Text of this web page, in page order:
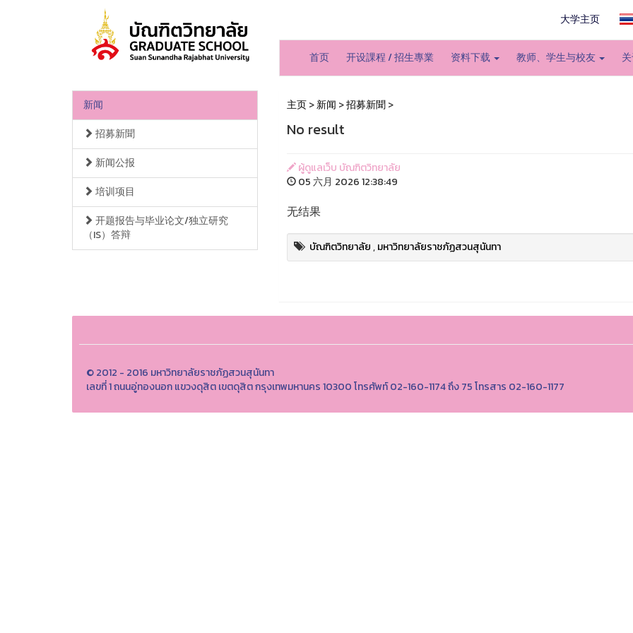
大学主页
首页 开设課程 / 招生專業 资料下载 教师、学生与校友
新闻
招募新聞
新闻公报
培训项目
开题报告与毕业论文/独立研究
（IS）答辩
主页>新闻 >招募新聞>
No result
ผู้ดูแลเว็บ บัณฑิตวิทยาลัย
05 六月 2026 12:38:49
无结果
บัณฑิตวิทยาลัย,มหาวิทยาลัยราชภัฏสวนสุนันทา
© 2012 - 2016 มหาวิทยาลัยราชภัฏสวนสุนันทา
เลขที่ 1 ถนนอู่ทองนอก แขวงดุสิต เขตดุสิต กรุงเทพมหานคร 10300 โทรศัพท์ 02-160-1174 ถึง 75 โทรสาร 02-160-1177